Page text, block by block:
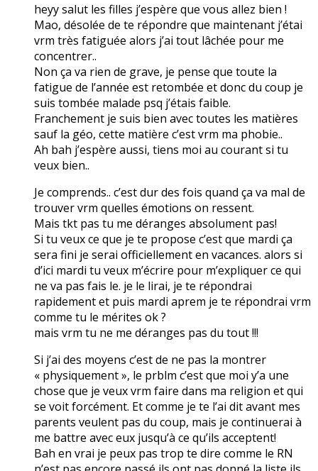
heyy salut les filles j’espère que vous allez bien !
Mao, désolée de te répondre que maintenant j’étai
vrm très fatiguée alors j’ai tout lâchée pour me
concentrer..
Non ça va rien de grave, je pense que toute la
fatigue de l’année est retombée et donc du coup je
suis tombée malade psq j’étais faible.
Franchement je suis bien avec toutes les matières
sauf la géo, cette matière c’est vrm ma phobie..
Ah bah j’espère aussi, tiens moi au courant si tu
veux bien..
Je comprends.. c’est dur des fois quand ça va mal de
trouver vrm quelles émotions on ressent.
Mais tkt pas tu me déranges absolument pas!
Si tu veux ce que je te propose c’est que mardi ça
sera fini je serai officiellement en vacances. alors si
d’ici mardi tu veux m’écrire pour m’expliquer ce qui
ne va pas fais le. je le lirai, je te répondrai
rapidement et puis mardi aprem je te répondrai vrm
comme tu le mérites ok ?
mais vrm tu ne me déranges pas du tout !!!
Si j’ai des moyens c’est de ne pas la montrer
« physiquement », le prblm c’est que moi y’a une
chose que je veux vrm faire dans ma religion et qui
se voit forcément. Et comme je te l’ai dit avant mes
parents veulent pas du coup, mais je continuerai à
me battre avec eux jusqu’à ce qu’ils acceptent!
Bah en vrai je peux pas trop te dire comme le RN